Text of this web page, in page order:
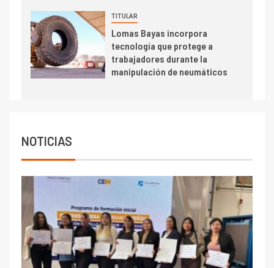
6 I+D
BHP proyecta producción de
cobre cercana a 2 millones de
toneladas tras récord en
Escondida
TITULAR
Lomas Bayas incorpora
tecnología que protege a
trabajadores durante la
manipulación de neumáticos
NOTICIAS